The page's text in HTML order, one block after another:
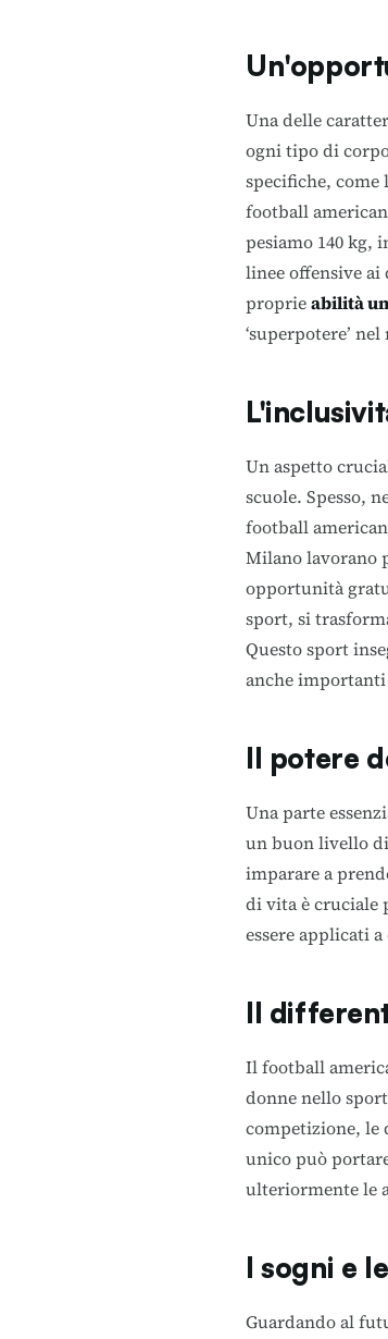
Una delle
ogni tipo di
specifiche, come
football
pesiamo 140 kg,
linee offensive
proprieabilità
‘superpotere’
Un aspetto
scuole. Spesso,
football
Milano lavorano
opportunità
sport, si
Questo sport
anche
Il potere
Una parte
un buon livello
imparare a
di vita è cruciale
essere applicati
Il
Il football
donne nello
competizione, le
unico può
ulteriormente le
I sogni e
Guardando al